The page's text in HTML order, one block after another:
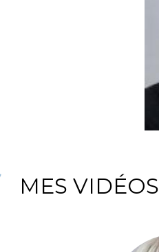
MES VIDÉOS